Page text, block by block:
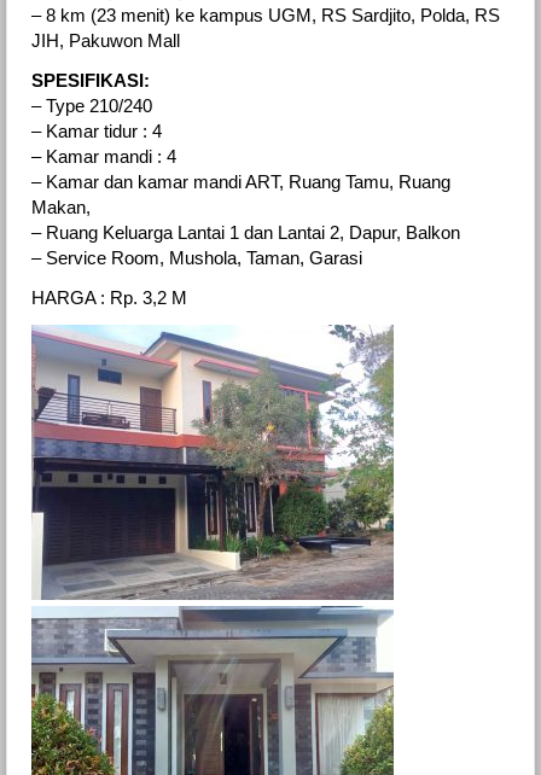
– 8 km (23 menit) ke kampus UGM, RS Sardjito, Polda, RS
JIH, Pakuwon Mall
SPESIFIKASI:
– Type 210/240
– Kamar tidur : 4
– Kamar mandi : 4
– Kamar dan kamar mandi ART, Ruang Tamu, Ruang
Makan,
– Ruang Keluarga Lantai 1 dan Lantai 2, Dapur, Balkon
– Service Room, Mushola, Taman, Garasi
HARGA : Rp. 3,2 M